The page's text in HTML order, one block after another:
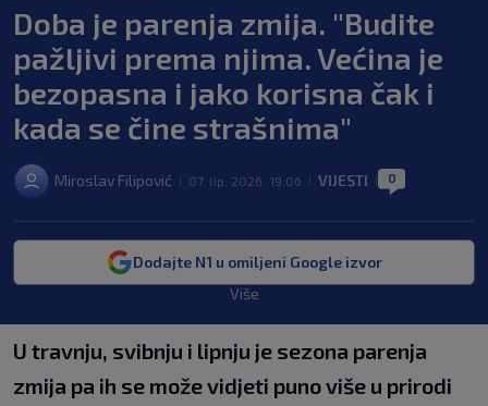
Doba je parenja zmija. "Budite
pažljivi prema njima. Većina je
bezopasna i jako korisna čak i
kada se čine strašnima"
Miroslav Filipović 07. lip. 2026. 19:06 VIJESTI 0
Dodajte N1 u omiljeni Google izvor
Više
U travnju, svibnju i lipnju je sezona parenja
zmija pa ih se može vidjeti puno više u prirodi